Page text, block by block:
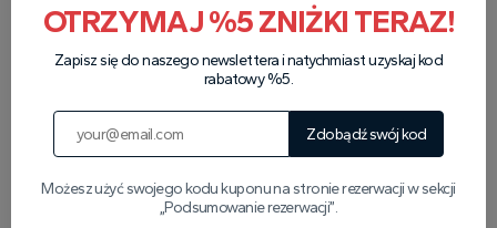
Nasi partnerzy
OTRZYMAJ %5 ZNIŻKI TERAZ!
Zapisz się do naszego newslettera i natychmiast uzyskaj kod
rabatowy %5.
Zdobądź swój kod
Możesz użyć swojego kodu kuponu na stronie rezerwacji w sekcji
„Podsumowanie rezerwacji”.